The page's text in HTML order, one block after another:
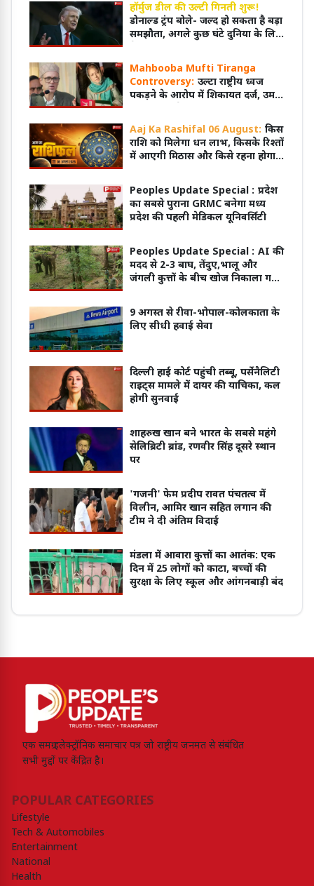
हॉर्मुज डील की उल्टी गिनती शुरू!
डोनाल्ड ट्रंप बोले- जल्द हो सकता है बड़ा
समझौता, अगले कुछ घंटे दुनिया के लिए
Mahbooba Mufti Tiranga
Controversy: उल्टा राष्ट्रीय ध्वज
पकड़ने के आरोप में शिकायत दर्ज, उमर
होगा'
Aaj Ka Rashifal 06 August: किस
राशि को मिलेगा धन लाभ, किसके रिश्तों
में आएगी मिठास और किसे रहना होगा
Peoples Update Special : प्रदेश
का सबसे पुराना GRMC बनेगा मध्य
प्रदेश की पहली मेडिकल यूनिवर्सिटी
Peoples Update Special : AI की
मदद से 2-3 बाघ, तेंदुए,भालू और
जंगली कुत्तों के बीच खोज निकाला गया
9 अगस्त से रीवा-भोपाल-कोलकाता के
लिए सीधी हवाई सेवा
दिल्ली हाई कोर्ट पहुंची तब्बू, पर्सेनैलिटी
राइट्स मामले में दायर की याचिका, कल
होगी सुनवाई
शाहरुख खान बने भारत के सबसे महंगे
सेलिब्रिटी ब्रांड, रणवीर सिंह दूसरे स्थान
पर
'गजनी' फेम प्रदीप रावत पंचतत्व में
विलीन, आमिर खान सहित लगान की
टीम ने दी अंतिम विदाई
मंडला में आवारा कुत्तों का आतंक: एक
दिन में 25 लोगों को काटा, बच्चों की
सुरक्षा के लिए स्कूल और आंगनबाड़ी बंद
एक समग्र इलेक्ट्रॉनिक समाचार पत्र जो राष्ट्रीय जनमत से संबंधित
सभी मुद्दों पर केंद्रित है।
POPULAR CATEGORIES
Lifestyle
Tech & Automobiles
Entertainment
National
Health